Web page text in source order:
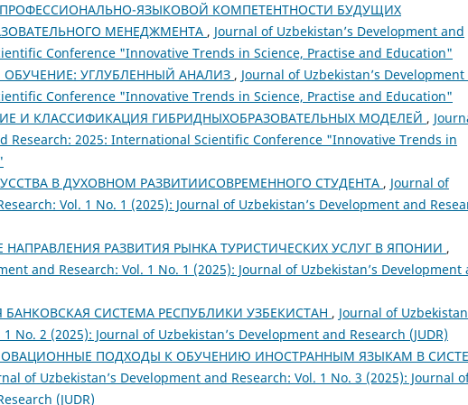
ЯЗЫКОВОЙ КОМПЕТЕНТНОСТИ БУДУЩИХ
МЕНЕДЖМЕНТА , Journal of Uzbekistan’s Development and
Conference "Innovative Trends in Science, Practise and Education"
ОБУЧЕНИЕ: УГЛУБЛЕННЫЙ АНАЛИЗ , Journal of Uzbekistan’s
Conference "Innovative Trends in Science, Practise and Education"
И КЛАССИФИКАЦИЯ ГИБРИДНЫХОБРАЗОВАТЕЛЬНЫХ МОДЕЛЕЙ ,
Research: 2025: International Scientific Conference "Innovative Trends in
В ДУХОВНОМ РАЗВИТИИСОВРЕМЕННОГО СТУДЕНТА , Journal of
Vol. 1 No. 1 (2025): Journal of Uzbekistan’s Development and
РАЗВИТИЯ РЫНКА ТУРИСТИЧЕСКИХ УСЛУГ В ЯПОНИИ ,
and Research: Vol. 1 No. 1 (2025): Journal of Uzbekistan’s Development
БАНКОВСКАЯ СИСТЕМА РЕСПУБЛИКИ УЗБЕКИСТАН , Journal of
No. 2 (2025): Journal of Uzbekistan’s Development and Research (JUDR)
ПОДХОДЫ К ОБУЧЕНИЮ ИНОСТРАННЫМ ЯЗЫКАМ В
of Uzbekistan’s Development and Research: Vol. 1 No. 3 (2025): Journal
(JUDR)